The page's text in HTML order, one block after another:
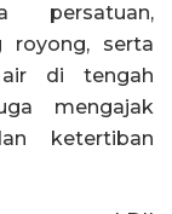
persatuan,
royong, serta
di tengah
mengajak
ketertiban